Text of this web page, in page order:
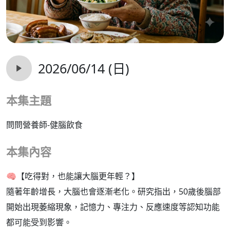
2026/06/14 (日)
本集主題
問問營養師-健腦飲食
本集內容
🧠【吃得對，也能讓大腦更年輕？】
隨著年齡增長，大腦也會逐漸老化。研究指出，50歲後腦部
開始出現萎縮現象，記憶力、專注力、反應速度等認知功能
都可能受到影響。